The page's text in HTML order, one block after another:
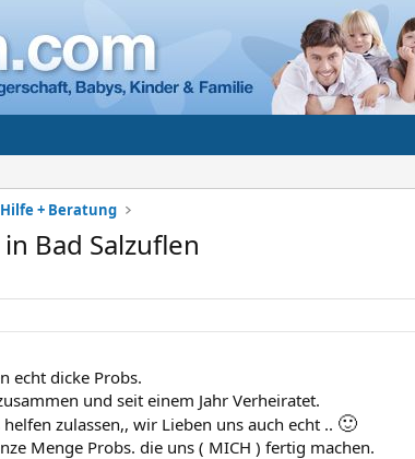
+ Beratung
Bad Salzuflen
echt dicke Probs.
und seit einem Jahr Verheiratet.
zulassen,, wir Lieben uns auch echt .. 🙂
Menge Probs. die uns ( MICH ) fertig machen.